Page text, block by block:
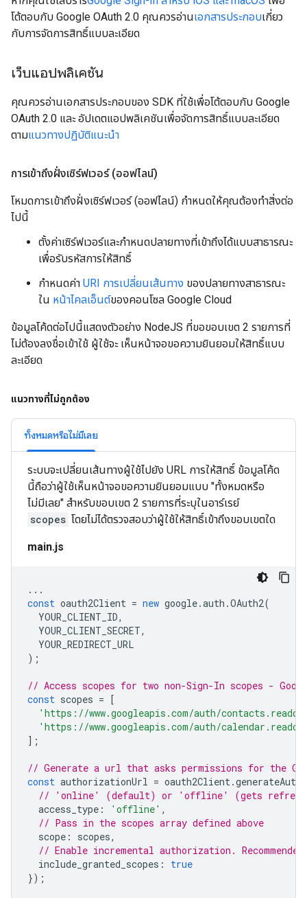
โต้ตอบกับ Google OAuth 2.0 คุณควรอ่านเอกสารประกอบเกี่ยว
กับการจัดการสิทธิ์แบบละเอียด
เว็บแอปพลิเคชัน
คุณควรอ่านเอกสารประกอบของ SDK ที่ใช้เพื่อโต้ตอบกับ Google
OAuth 2.0 และ อัปเดตแอปพลิเคชันเพื่อจัดการสิทธิ์แบบละเอียด
ตามแนวทางปฏิบัติแนะนำ
การเข้าถึงฝั่งเซิร์ฟเวอร์ (ออฟไลน์)
โหมดการเข้าถึงฝั่งเซิร์ฟเวอร์ (ออฟไลน์) กําหนดให้คุณต้องทําสิ่งต่อ
ไปนี้
ตั้งค่าเซิร์ฟเวอร์และกำหนดปลายทางที่เข้าถึงได้แบบสาธารณะ
เพื่อรับรหัสการให้สิทธิ์
กำหนดค่า URI การเปลี่ยนเส้นทาง ของปลายทางสาธารณะ
ใน หน้าไคลเอ็นต์ของคอนโซล Google Cloud
ข้อมูลโค้ดต่อไปนี้แสดงตัวอย่าง NodeJS ที่ขอขอบเขต 2 รายการที่
ไม่ต้องลงชื่อเข้าใช้ ผู้ใช้จะ เห็นหน้าจอขอความยินยอมให้สิทธิ์แบบ
ละเอียด
แนวทางที่ไม่ถูกต้อง
ทั้งหมดหรือไม่มีเลย
ระบบจะเปลี่ยนเส้นทางผู้ใช้ไปยัง URL การให้สิทธิ์ ข้อมูลโค้ด
นี้ถือว่าผู้ใช้เห็นหน้าจอขอความยินยอมแบบ "ทั้งหมดหรือ
ไม่มีเลย" สำหรับขอบเขต 2 รายการที่ระบุในอาร์เรย์
scopes โดยไม่ได้ตรวจสอบว่าผู้ใช้ให้สิทธิ์เข้าถึงขอบเขตใด
main.js
...
const oauth2Client = new google.auth .OAuth2(
YOUR_CLIENT_ID,
YOUR_CLIENT_SECRET,
YOUR_REDIRECT_URL
);
// Access scopes for two non-Sign-In scopes -
const scopes =
[
'https://www.googleapis.com/auth/
'https://www.googleapis.com/auth/
];
// Generate a url that asks permissions for the
const authorizationUrl = oauth2Client.
// 'online' (default) or 'offline' (gets
access_type : 'offline' ,
// Pass in the scopes array defined above
scope : scopes,
// Enable incremental authorization.
include_granted_scopes :
true
});